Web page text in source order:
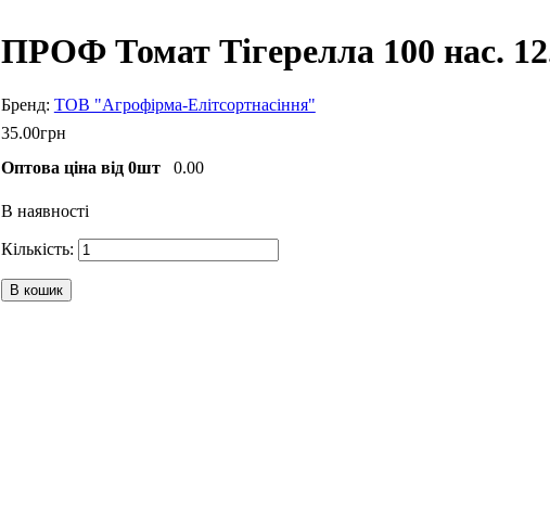
ПРОФ Томат Тігерелла 100 нас.
ТОВ "Агрофірма-Елітсортнасіння"
35.00грн
Оптова ціна від 0шт
0.00
В наявності
В кошик